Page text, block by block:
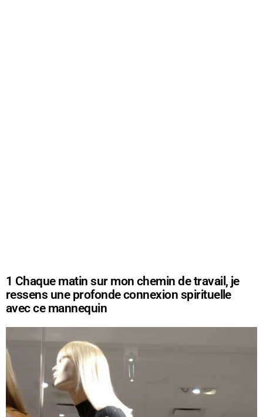
1 Chaque matin sur mon chemin de travail, je
ressens une profonde connexion spirituelle
avec ce mannequin